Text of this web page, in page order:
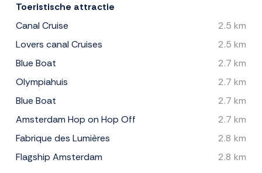
Toeristische attractie
Canal Cruise
2.5 km
Lovers canal Cruises
2.5 km
Blue Boat
2.7 km
Olympiahuis
2.7 km
Blue Boat
2.7 km
Amsterdam Hop on Hop Off
2.7 km
Fabrique des Lumières
2.8 km
Flagship Amsterdam
2.8 km